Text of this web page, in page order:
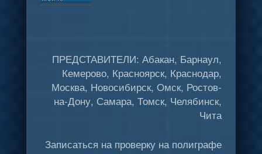
ПРЕДСТАВИТЕЛИ: Абакан, Барнаул,
Кемерово, Красноярск, Краснодар,
Москва, Новосибирск, Омск, Ростов-
на-Дону, Самара, Томск, Челябинск,
Чита
Записаться на проверку на полиграфе